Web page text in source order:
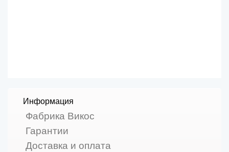
Информация
Фабрика Викос
Гарантии
Доставка и оплата